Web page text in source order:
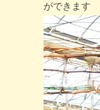
ができます